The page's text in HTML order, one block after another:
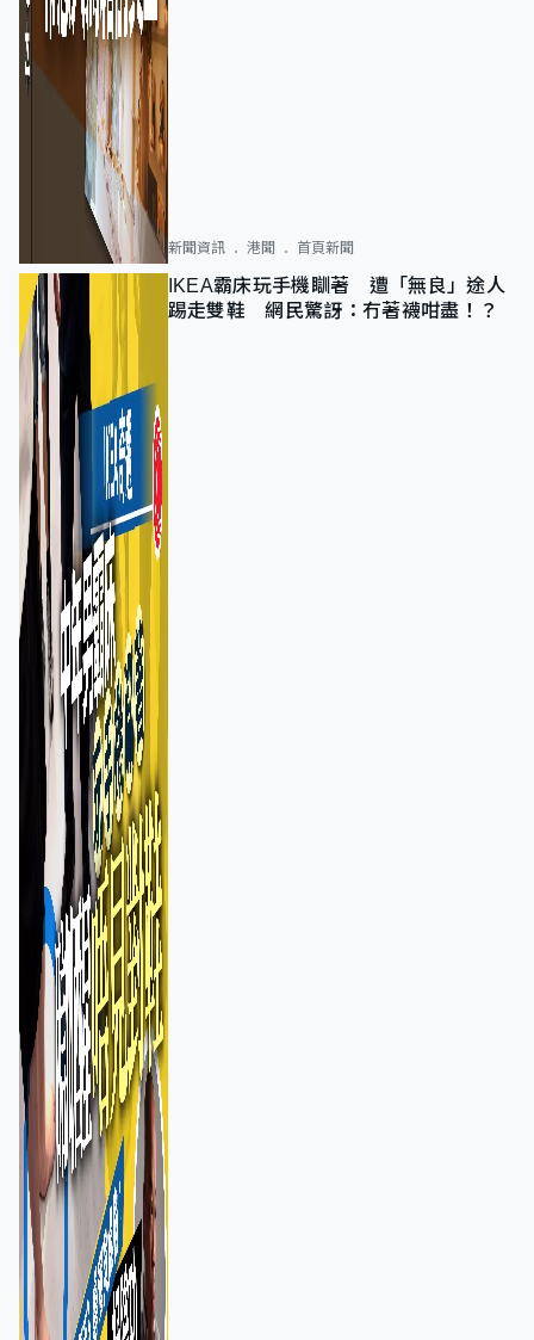
新聞資訊 港聞 首頁新聞
IKEA霸床玩手機瞓著 遭「無良」途人
踢走雙鞋 網民驚訝：冇著襪咁盡！？